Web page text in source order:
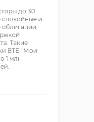
до 30
спокойные и
Такие
ВТБ "Мои
1 млн